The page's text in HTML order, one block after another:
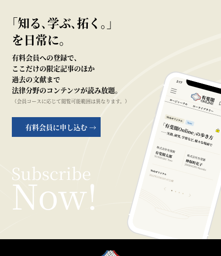
｢知る､学ぶ､拓く｡｣
を日常に。
有料会員への登録で、
ここだけの限定記事のほか
過去の文献まで
法律分野のコンテンツが読み放題。
（会員コースに応じて閲覧可能範囲は異なります。）
有料会員に申し込む →